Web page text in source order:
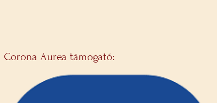
Corona Aurea támogató: